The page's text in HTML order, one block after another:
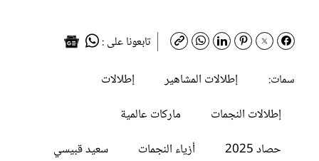
تابعونا على :
سمات:
إطلالات المشاهير
إطلالات
إطلالات النجمات
ماركات عالمية
حصاد 2025
أزياء النجمات
سعيد قبيسي